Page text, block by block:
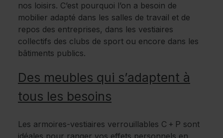
nos loisirs. C’est pourquoi l’on a besoin de
mobilier adapté dans les salles de travail et de
repos des entreprises, dans les vestiaires
collectifs des clubs de sport ou encore dans les
bâtiments publics.
Des meubles qui s’adaptent à
tous les besoins
Les armoires-vestiaires verrouillables C + P sont